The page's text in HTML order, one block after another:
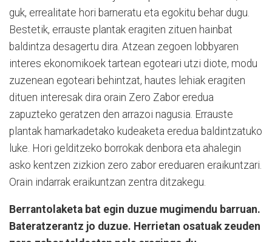
guk, errealitate hori barneratu eta egokitu behar dugu.
Bestetik, errauste plantak eragiten zituen hainbat
baldintza desagertu dira. Atzean zegoen lobbyaren
interes ekonomikoek tartean egoteari utzi diote, modu
zuzenean egoteari behintzat, hautes lehiak eragiten
dituen interesak dira orain Zero Zabor eredua
zapuzteko geratzen den arrazoi nagusia. Errauste
plantak hamarkadetako kudeaketa eredua baldintzatuko
luke. Hori gelditzeko borrokak denbora eta ahalegin
asko kentzen zizkion zero zabor ereduaren eraikuntzari.
Orain indarrak eraikuntzan zentra ditzakegu.
Berrantolaketa bat egin duzue mugimendu barruan.
Bateratzerantz jo duzue. Herrietan osatuak zeuden